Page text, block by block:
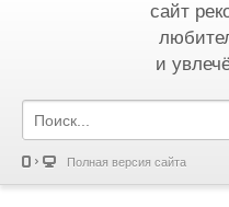
сайт
и
Полная версия сайта